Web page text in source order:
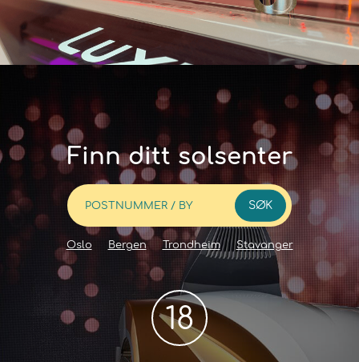
Finn ditt solsenter
SØK
Oslo Bergen Trondheim Stavanger
18